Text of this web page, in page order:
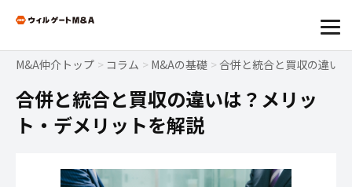
M&A仲介トップ コラム M&Aの基礎 合併と統合と買収の違い
合併と統合と買収の違いは？メリッ
ト・デメリットを解説